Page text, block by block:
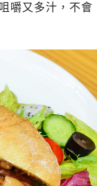
嚼又多汁，不會